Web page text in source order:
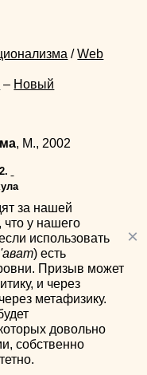
×
/ Web
– Новый
, М., 2002
за нашей
что у нашего
использовать
) есть
Призыв может
и через
метафизику.
довольно
собственно